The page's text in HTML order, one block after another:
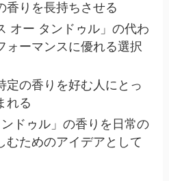
香りを長持ちさせる
オー タンドゥル」の代わ
ォーマンスに優れる選択
定の香りを好む人にとっ
れる
ンドゥル」の香りを日常の
むためのアイデアとして